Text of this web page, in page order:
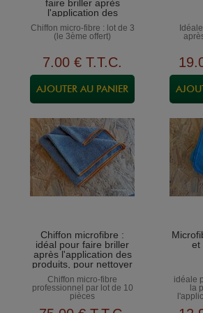
faire briller après
l'application des
produits, pour nettoyer
la carrosserie, le
tableau de bord...
Chiffon micro-fibre : lot de 3
(le 3ème offert)
7.00 € T.T.C. 19
Chiffon microfibre :
idéal pour faire briller
après l'application des
produits, pour nettoyer
la carrosserie, le
tableau de bord...
Chiffon micro-fibre
professionnel par lot de 10
pièces
et
idéale
la